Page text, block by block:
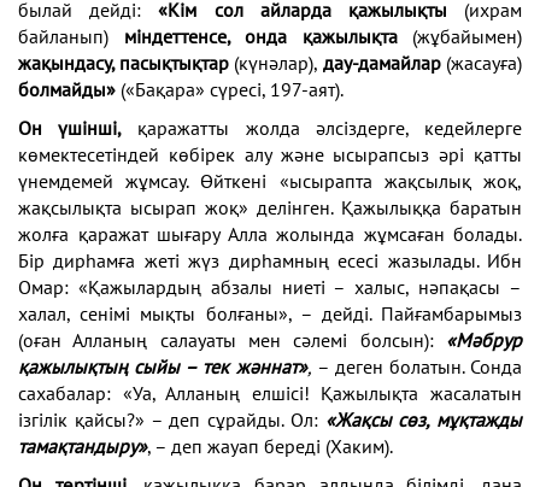
былай дейді:«Кім сол айларда қажылықты (ихрам
байланып) міндеттенсе, онда қажылықта (жұбайымен)
жақындасу, пасықтықтар (күнәлар), дау-дамайлар (жасауға)
болмайды» («Бақара» сүресі, 197-аят).
Он үшінші, қаражатты жолда әлсіздерге, кедейлерге
көмектесетіндей көбірек алу және ысырапсыз әрі қатты
үнемдемей жұмсау. Өйткені «ысырапта жақсылық жоқ,
жақсылықта ысырап жоқ» делінген. Қажылыққа баратын
жолға қаражат шығару Алла жолында жұмсаған болады.
Бір дирһамға жеті жүз дирһамның есесі жазылады. Ибн
Омар: «Қажылардың абзалы ниеті – халыс, нәпақасы –
халал, сенімі мықты болғаны», – дейді. Пайғамбарымыз
(оған Алланың салауаты мен сәлемі болсын): «Мәбрур
қажылықтың сыйы – тек жәннат», – деген болатын. Сонда
сахабалар: «Уа, Алланың елшісі! Қажылықта жасалатын
ізгілік қайсы?» – деп сұрайды. Ол: «Жақсы сөз, мұқтажды
тамақтандыру», – деп жауап береді (Хаким).